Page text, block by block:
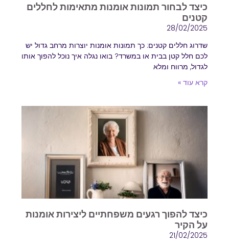
כיצד לבחור תמונות אומנות מתאימות לחללים
קטנים
28/02/2025
שדרוג חללים קטנים: כך תמונות אומנות יוצרות מרחב גדול יש
לכם חלל קטן בבית או במשרד? בואו נגלה איך נוכל להפוך אותו
לגדול, מרווח ומלא
קרא עוד »
כיצד להפוך רגעים משפחתיים ליצירות אומנות
על הקיר
21/02/2025